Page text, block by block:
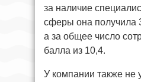
за наличие
сферы она получила
а за общее число
балла из 10,4.
У компании также не